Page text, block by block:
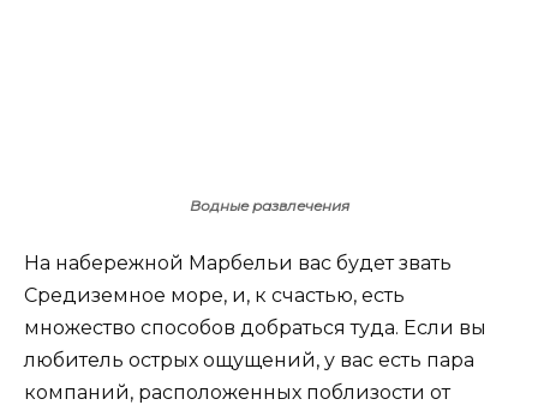
Водные развлечения
На набережной Марбельи вас будет звать
Средиземное море, и, к счастью, есть
множество способов добраться туда. Если вы
любитель острых ощущений, у вас есть пара
компаний, расположенных поблизости от